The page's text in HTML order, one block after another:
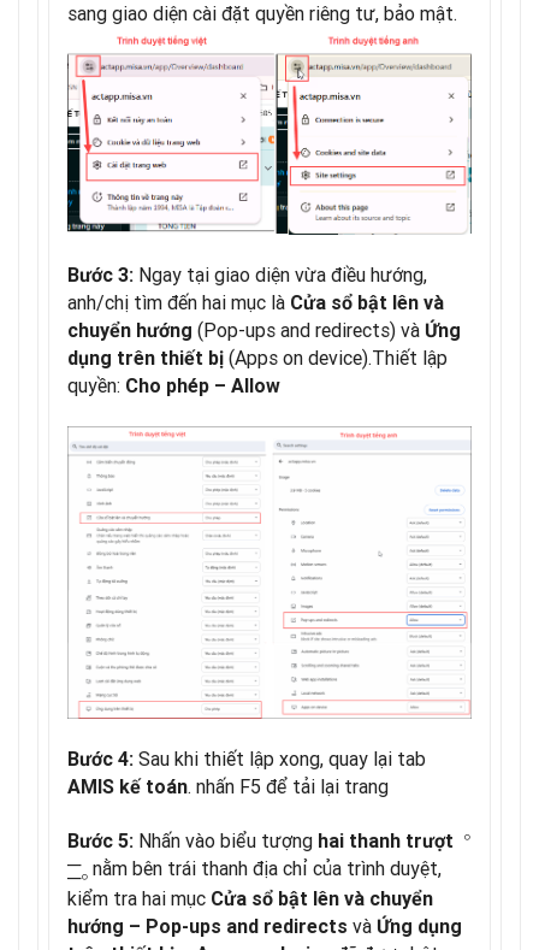
sang giao diện cài đặt quyền riêng tư, bảo mật.
Bước 3: Ngay tại giao diện vừa điều hướng,
anh/chị tìm đến hai mục là Cửa sổ bật lên và
chuyển hướng (Pop-ups and redirects) và Ứng
dụng trên thiết bị (Apps on device).Thiết lập
quyền: Cho phép – Allow
Bước 4: Sau khi thiết lập xong, quay lại tab
AMIS kế toán. nhấn F5 để tải lại trang
Bước 5: Nhấn vào biểu tượng hai thanh trượt ○
─
─○ nằm bên trái thanh địa chỉ của trình duyệt,
kiểm tra hai mục Cửa sổ bật lên và chuyển
hướng – Pop-ups and redirects và Ứng dụng